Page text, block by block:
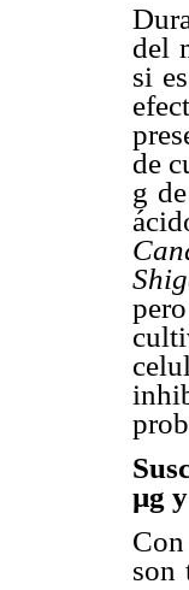
del
si
de
g
µg
son